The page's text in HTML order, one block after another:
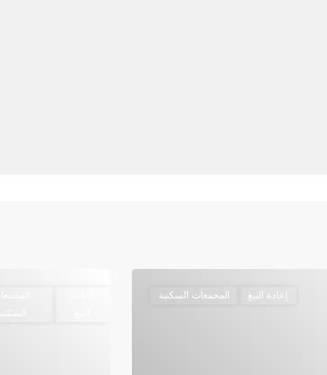
إعادة البيع المجمعات السكنية